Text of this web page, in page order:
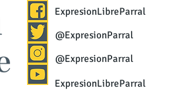
ExpresionLibreParral
@ExpresionParral
@ExpresionParral
ExpresionLibreParral